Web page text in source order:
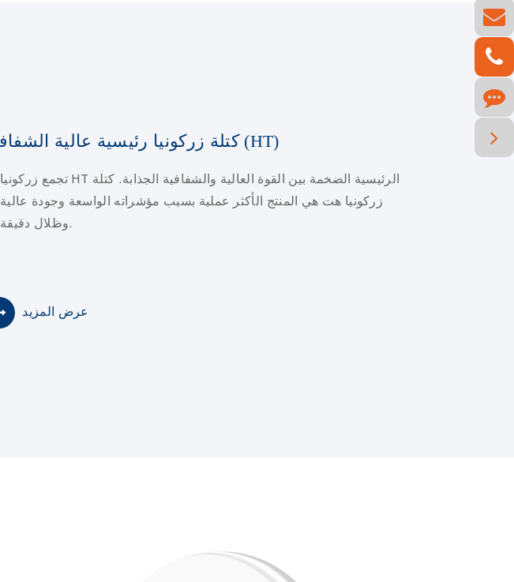
كتلة زركونيا رئيسية عالية الشفافية (HT)
تجمع زركونيا HT الرئيسية الضخمة بين القوة العالية والشفافية الجذابة. كتلة
زركونيا هت هي المنتج الأكثر عملية بسبب مؤشراته الواسعة وجودة عالية
وظلال دقيقة.
عرض المزيد